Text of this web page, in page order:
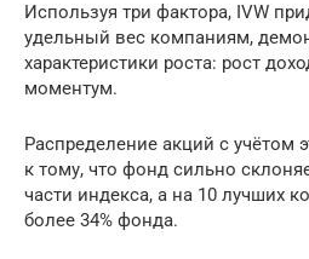
Используя три фактора, IVW
удельный вес компаниям,
характеристики роста: рост
моментум.
Распределение акций с учётом
к тому, что фонд сильно
части индекса, а на 10 лучших
более 34% фонда.